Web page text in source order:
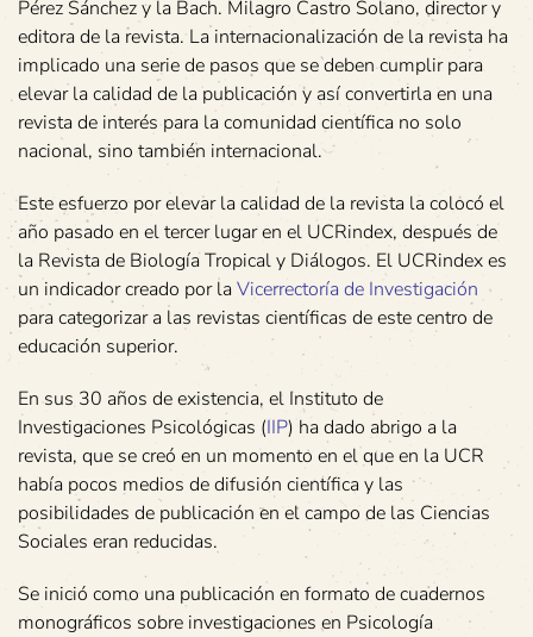
Pérez Sánchez y la Bach. Milagro Castro Solano, director y
editora de la revista. La internacionalización de la revista ha
implicado una serie de pasos que se deben cumplir para
elevar la calidad de la publicación y así convertirla en una
revista de interés para la comunidad científica no solo
nacional, sino también internacional.
Este esfuerzo por elevar la calidad de la revista la colocó el
año pasado en el tercer lugar en el UCRindex, después de
la Revista de Biología Tropical y Diálogos. El UCRindex es
un indicador creado por laVicerrectoría de Investigación
para categorizar a las revistas científicas de este centro de
educación superior.
En sus 30 años de existencia, el Instituto de
Investigaciones Psicológicas (IIP) ha dado abrigo a la
revista, que se creó en un momento en el que en la UCR
había pocos medios de difusión científica y las
posibilidades de publicación en el campo de las Ciencias
Sociales eran reducidas.
Se inició como una publicación en formato de cuadernos
monográficos sobre investigaciones en Psicología